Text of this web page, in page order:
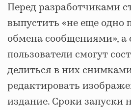
Перед разработчиками
выпустить «не еще одно
обмена сообщениями», а
пользователи смогут
делиться в них
редактировать
издание. Сроки запуски